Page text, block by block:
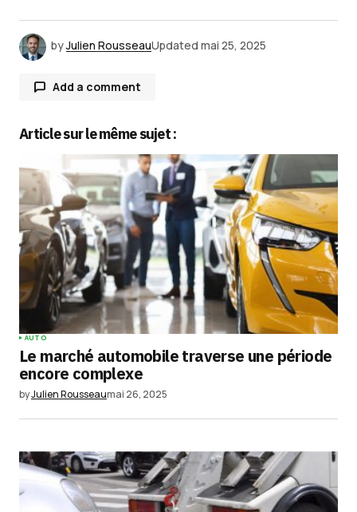
byJulien RousseauUpdated mai 25, 2025
Add a comment
Votre adresse e-mail ne sera pas publiée.Les
champs obligatoires sont indiqués avec*
Comment*
Your Name
Your E-mail*
site dans le navigateur pour mon prochain
Submit Comment
Article sur le même sujet :
AUTO
Le marché automobile traverse une période
encore complexe
byJulien Rousseaumai 26, 2025